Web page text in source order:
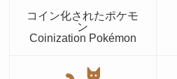
コイン化されたポケモ
ン
Coinization Pokémon